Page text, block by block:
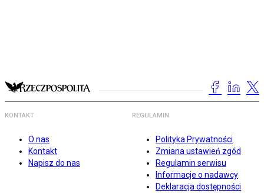
KONTAKT
O nas
Kontakt
Napisz do nas
REGULAMIN
Polityka Prywatności
Zmiana ustawień zgód
Regulamin serwisu
Informacje o nadawcy
Deklaracja dostępności